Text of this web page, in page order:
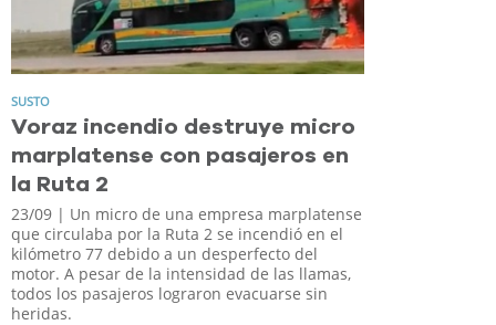
SUSTO
Voraz incendio destruye micro
marplatense con pasajeros en
la Ruta 2
23/09 | Un micro de una empresa marplatense
que circulaba por la Ruta 2 se incendió en el
kilómetro 77 debido a un desperfecto del
motor. A pesar de la intensidad de las llamas,
todos los pasajeros lograron evacuarse sin
heridas.